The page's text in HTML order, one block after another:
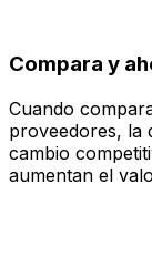
Compara y
Cuando
proveedores, la
cambio
aumentan el